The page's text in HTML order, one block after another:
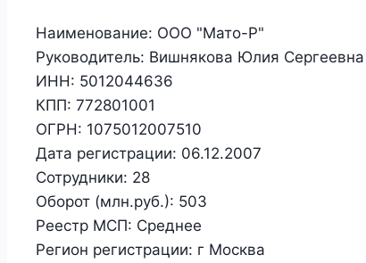
Наименование: ООО "Мато-Р"
Руководитель: Вишнякова Юлия Сергеевна
ИНН: 5012044636
КПП: 772801001
ОГРН: 1075012007510
Дата регистрации: 06.12.2007
Сотрудники: 28
Оборот (млн.руб.): 503
Реестр МСП: Среднее
Регион регистрации: г Москва